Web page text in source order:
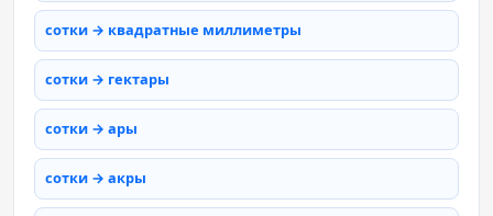
сотки → квадратные миллиметры
сотки → гектары
сотки → ары
сотки → акры